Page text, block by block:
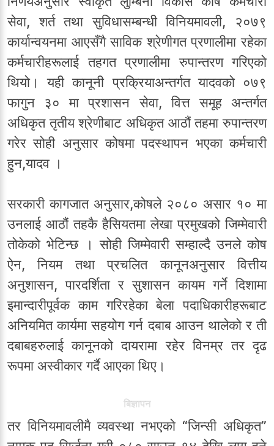
सेवा, शर्त तथा सुविधासम्बन्धी विनियमावली, २०७९
कार्यान्वयनमा आएसँगै साविक श्रेणीगत प्रणालीमा रहेका
कर्मचारीहरूलाई तहगत प्रणालीमा रुपान्तरण गरिएको
थियो। यही कानूनी प्रक्रियाअन्तर्गत यादवको ०७९
फागुन ३० मा प्रशासन सेवा, वित्त समूह अन्तर्गत
अधिकृत तृतीय श्रेणीबाट अधिकृत आठौं तहमा रुपान्तरण
गरेर सोही अनुसार कोषमा पदस्थापन भएका कर्मचारी
हुन,यादव ।
सरकारी कागजात अनुसार,कोषले २०८० असार १० मा
उनलाई आठौं तहकै हैसियतमा लेखा प्रमुखको जिम्मेवारी
तोकेको भेटिन्छ । सोही जिम्मेवारी सम्हाल्दै उनले कोष
ऐन, नियम तथा प्रचलित कानूनअनुसार वित्तीय
अनुशासन, पारदर्शिता र सुशासन कायम गर्ने दिशामा
इमान्दारीपूर्वक काम गरिरहेका बेला पदाधिकारीहरूबाट
अनियमित कार्यमा सहयोग गर्न दबाब आउन थालेको र ती
दबाबहरुलाई कानूनको दायरामा रहेर विनम्र तर दृढ
रूपमा अस्वीकार गर्दै आएका थिए।
बिज्ञापन
तर विनियमावलीमै व्यवस्था नभएको “जिन्सी अधिकृत”